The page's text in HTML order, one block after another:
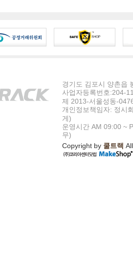
경기도 김포시 양촌읍
사업자등록번호:204-
제 2013-서울성동-
개인정보책임자: 정시
게)
운영시간 AM 09:00 ~
무)
Copyright by 쿨트랙